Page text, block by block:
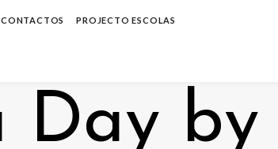
CONTACTOS PROJECTO ESCOLAS